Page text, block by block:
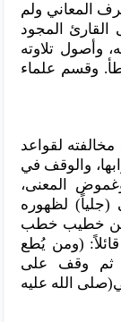
المعاني ولم
القارئ المجود
وأصول تلاوته
وقسم علماء
لقواعد
والوقف في
المعنى،
(جلياً) لظهوره
وقع من خطيب خطب
(ومن يُطع
ثم وقف على
الله عليه